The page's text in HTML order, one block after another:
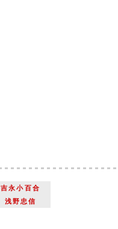
吉永小百合
浅野忠信